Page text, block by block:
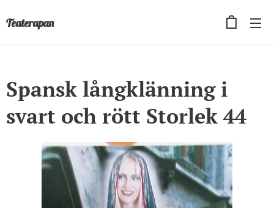
Teaterapan
Spansk långklänning i
svart och rött Storlek 44